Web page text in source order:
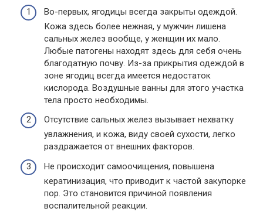
Во-первых, ягодицы всегда закрыты одеждой.
Кожа здесь более нежная, у мужчин лишена
сальных желез вообще, у женщин их мало.
Любые патогены находят здесь для себя очень
благодатную почву. Из-за прикрытия одеждой в
зоне ягодиц всегда имеется недостаток
кислорода. Воздушные ванны для этого участка
тела просто необходимы.
Отсутствие сальных желез вызывает нехватку
увлажнения, и кожа, виду своей сухости, легко
раздражается от внешних факторов.
Не происходит самоочищения, повышена
кератинизация, что приводит к частой закупорке
пор. Это становится причиной появления
воспалительной реакции.